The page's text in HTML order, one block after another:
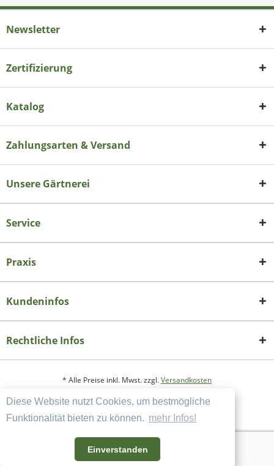
Diese Website nutzt Cookies, um bestmögliche
Funktionalität bieten zu können. mehr Infos!
Einverstanden
Newsletter
Zertifizierung
Katalog
Zahlungsarten & Versand
Unsere Gärtnerei
Service
Praxis
Kundeninfos
Rechtliche Infos
* Alle Preise inkl. Mwst. zzgl.Versandkosten
Copyright
Datenschutzerklärung
Widerrufsbelehrung und Muster-Widerrufsformular
AGB und Kundeninformation